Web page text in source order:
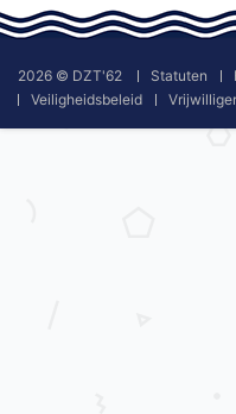
2026 © DZT'62 Statuten
Veiligheidsbeleid